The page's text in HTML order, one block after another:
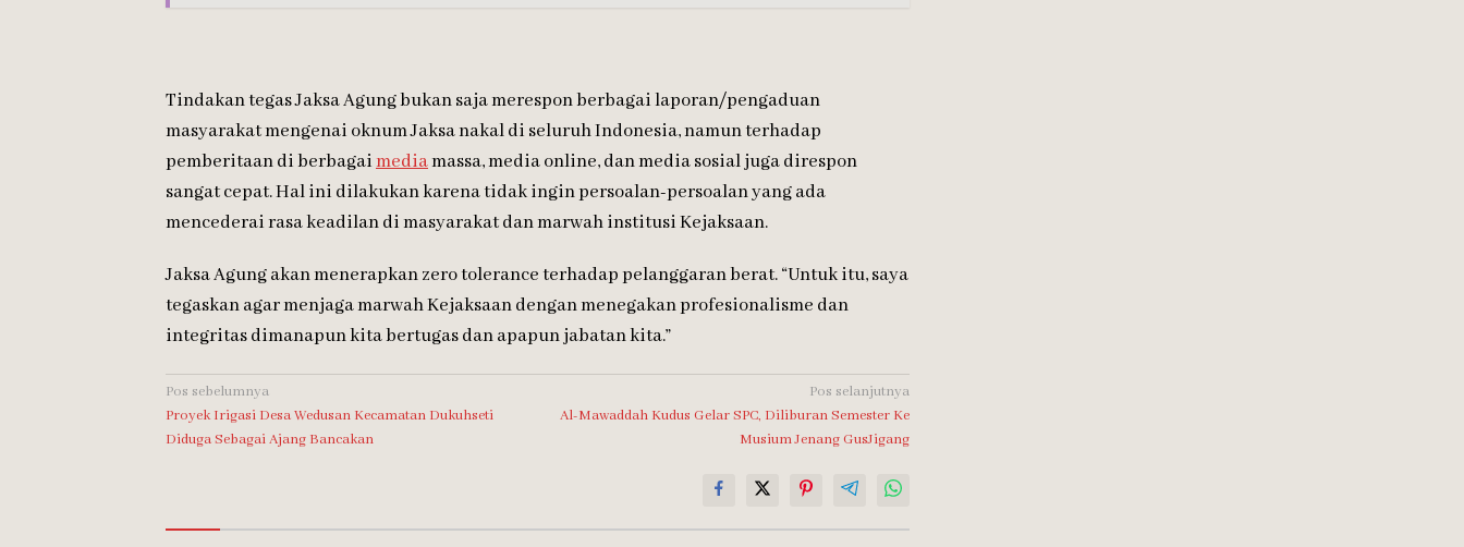
Tindakan tegas Jaksa Agung bukan saja merespon berbagai laporan/pengaduan
masyarakat mengenai oknum Jaksa nakal di seluruh Indonesia, namun terhadap
pemberitaan di berbagaimediamassa, media online, dan media sosial juga direspon
sangat cepat. Hal ini dilakukan karena tidak ingin persoalan-persoalan yang ada
mencederai rasa keadilan di masyarakat dan marwah institusi Kejaksaan.
Jaksa Agung akan menerapkan zero tolerance terhadap pelanggaran berat. “Untuk itu, saya
tegaskan agar menjaga marwah Kejaksaan dengan menegakan profesionalisme dan
integritas dimanapun kita bertugas dan apapun jabatan kita.”
Navigasi
pos
Pos sebelumnya
Proyek Irigasi Desa Wedusan Kecamatan Dukuhseti
Diduga Sebagai Ajang Bancakan
Pos selanjutnya
Al-Mawaddah Kudus Gelar SPC, Diliburan Semester Ke
Musium Jenang GusJigang